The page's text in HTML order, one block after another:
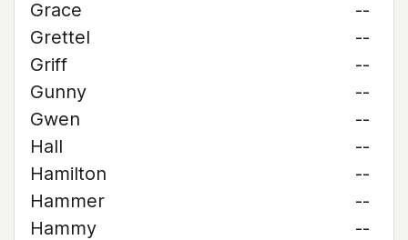
Grace
--
Grettel
--
Griff
--
Gunny
--
Gwen
--
Hall
--
Hamilton
--
Hammer
--
Hammy
--